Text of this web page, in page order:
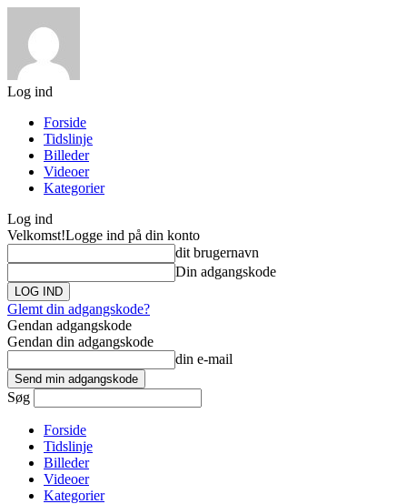
Log ind
Forside
Tidslinje
Billeder
Videoer
Kategorier
Log ind
Velkomst!Logge ind på din konto
dit brugernavn
Din adgangskode
Glemt din adgangskode?
Gendan adgangskode
Gendan din adgangskode
din e-mail
Søg
Forside
Tidslinje
Billeder
Videoer
Kategorier